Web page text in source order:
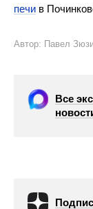
печи в
Автор: Павел
Все